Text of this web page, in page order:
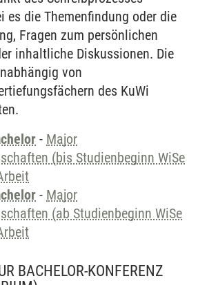
es die Themenfindung oder die
Fragen zum persönlichen
inhaltliche Diskussionen. Die
von
des KuWi
- Major
(bis Studienbeginn WiSe
- Major
(ab Studienbeginn WiSe
BACHELOR-KONFERENZ